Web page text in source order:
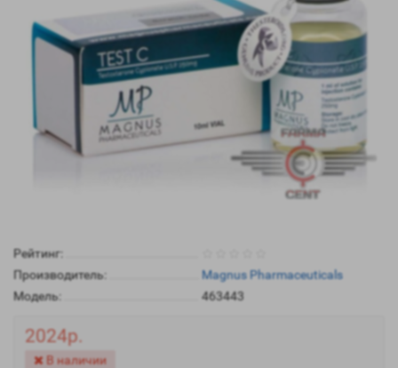
Рейтинг:
Производитель:
Magnus Pharmaceuticals
Модель:
463443
2024р.
В наличии